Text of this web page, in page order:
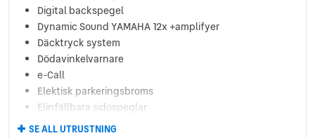
Digital backspegel
Dynamic Sound YAMAHA 12x +amplifyer
Däcktryck system
Dödavinkelvarnare
e-Call
Elektisk parkeringsbroms
Elinfällbara sidospeglar
Filavvikelsevarning
SE ALL UTRUSTNING